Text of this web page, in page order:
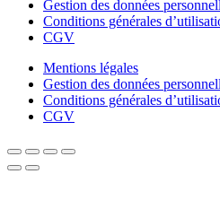
Gestion des données
Conditions générales
CGV
Mentions légales
Gestion des données
Conditions générales
CGV